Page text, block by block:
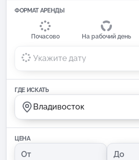
ФОРМАТ АРЕНДЫ
Почасово На рабочий день
Укажите дату
ГДЕ ИСКАТЬ
Владивосток
ЦЕНА